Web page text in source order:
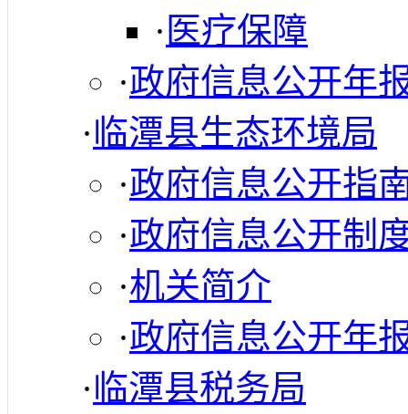
· 医疗保障
·政府信息公开年
·临潭县生态环境局
·政府信息公开指
·政府信息公开制
·机关简介
·政府信息公开年
·临潭县税务局